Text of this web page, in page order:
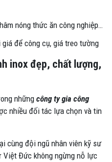
nóng thức ăn công nghiệp…
để công cụ, giá treo tường
inox đẹp, chất lượng,
những công ty gia công
nhiều đối tác lựa chọn và tin
cùng đội ngũ nhân viên kỹ sư
Việt Đức không ngừng nỗ lực